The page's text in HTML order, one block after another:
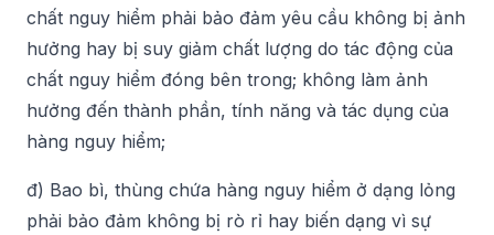
chất nguy hiểm phải bảo đảm yêu cầu không bị ảnh
hưởng hay bị suy giảm chất lượng do tác động của
chất nguy hiểm đóng bên trong; không làm ảnh
hưởng đến thành phần, tính năng và tác dụng của
hàng nguy hiểm;
đ) Bao bì, thùng chứa hàng nguy hiểm ở dạng lỏng
phải bảo đảm không bị rò rỉ hay biến dạng vì sự